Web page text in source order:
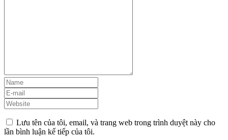
Lưu tên của tôi, email, và trang web trong trình duyệt này cho
lần bình luận kế tiếp của tôi.